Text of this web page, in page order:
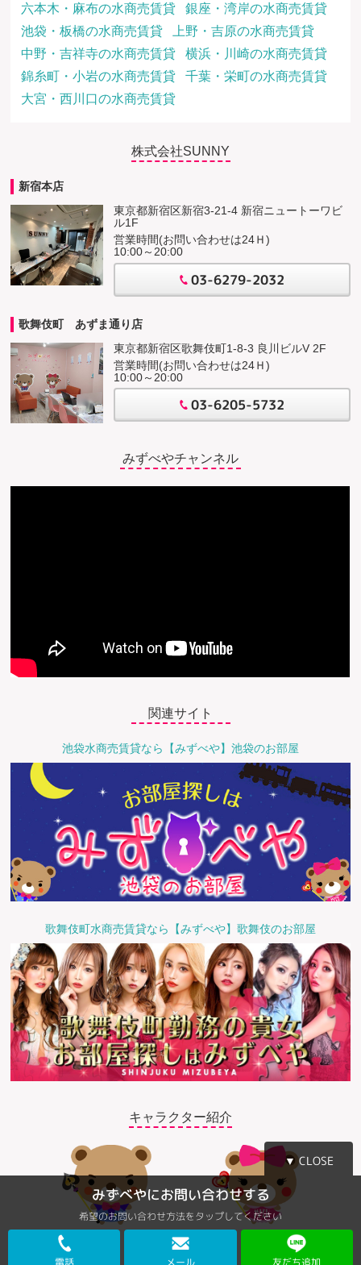
▼ CLOSE
みずべやにお問い合わせする
希望のお問い合わせ方法をタップしてください
電話 メール 友だち追加
六本木・麻布の水商売賃貸
銀座・湾岸の水商売賃貸
池袋・板橋の水商売賃貸
上野・吉原の水商売賃貸
中野・吉祥寺の水商売賃貸
横浜・川崎の水商売賃貸
錦糸町・小岩の水商売賃貸
千葉・栄町の水商売賃貸
大宮・西川口の水商売賃貸
株式会社SUNNY
新宿本店
東京都新宿区新宿3-21-4 新宿ニュートーワビ
ル1F
営業時間(お問い合わせは24Ｈ)
10:00～20:00
03-6279-2032
歌舞伎町 あずま通り店
東京都新宿区歌舞伎町1-8-3 良川ビルV 2F
営業時間(お問い合わせは24Ｈ)
10:00～20:00
03-6205-5732
みずべやチャンネル
関連サイト
池袋水商売賃貸なら【みずべや】池袋のお部屋
歌舞伎町水商売賃貸なら【みずべや】歌舞伎のお部屋
キャラクター紹介
©2018 みずべや